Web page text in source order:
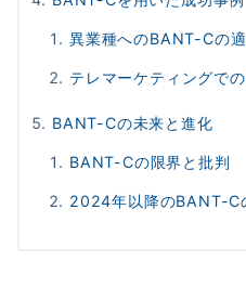
異業種へのBANT-Cの
テレマーケティングで
BANT-Cの未来と進化
BANT-Cの限界と批判
2024年以降のBANT-C